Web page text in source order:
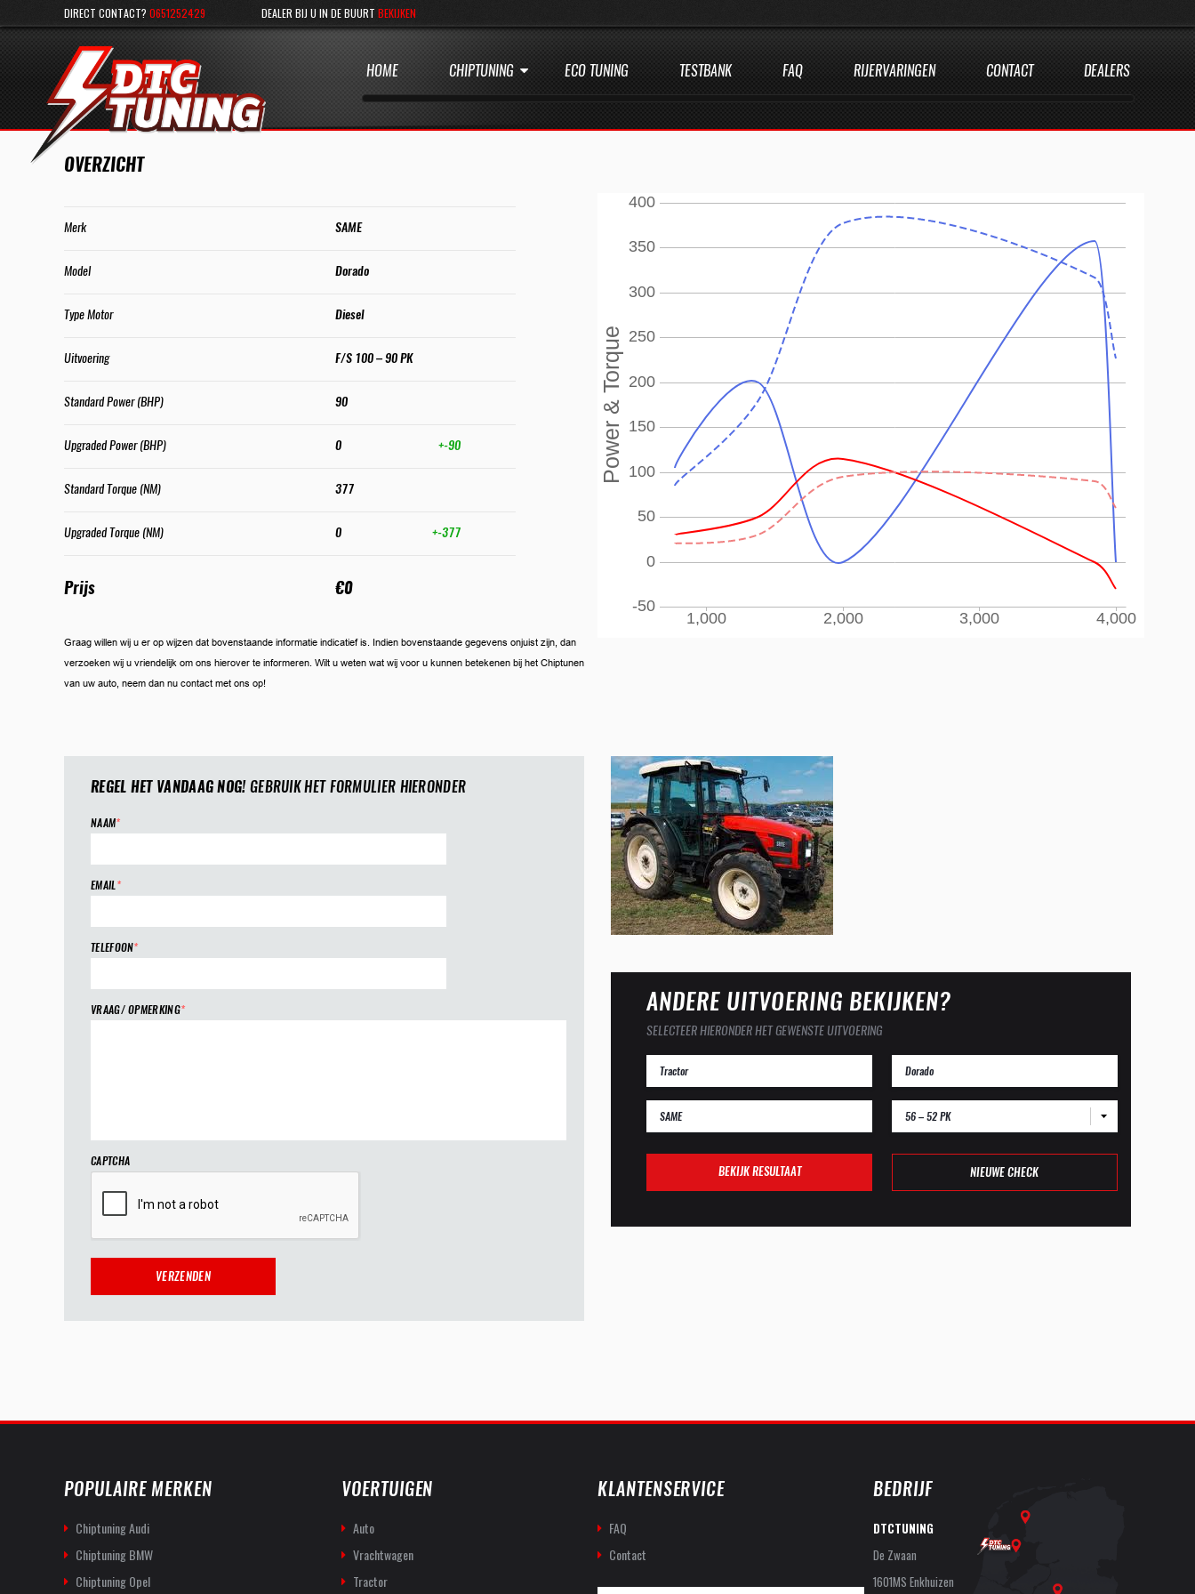
DIRECT CONTACT? 0651252429 DEALER BIJ U IN DE BUURT BEKIJKEN
HOME CHIPTUNING ECO TUNING TESTBANK FAQ RIJERVARINGEN CONTACT DEALERS
OVERZICHT
Merk SAME
Model Dorado
Type Motor Diesel
Uitvoering F/S 100 – 90 PK
Standard Power (BHP) 90
Upgraded Power (BHP) 0 +-90
Standard Torque (NM) 377
Upgraded Torque (NM) 0 +-377
Prijs €0
Graag willen wij u er op wijzen dat bovenstaande informatie indicatief is. Indien bovenstaande gegevens onjuist zijn, dan
verzoeken wij u vriendelijk om ons hierover te informeren. Wilt u weten wat wij voor u kunnen betekenen bij het Chiptunen
van uw auto, neem dan nu contact met ons op!
REGEL HET VANDAAG NOG!GEBRUIK HET FORMULIER HIERONDER
NAAM*
EMAIL*
TELEFOON*
VRAAG/ OPMERKING*
CAPTCHA
ANDERE UITVOERING BEKIJKEN?
SELECTEER HIERONDER HET GEWENSTE UITVOERING
56 – 52 PK
BEKIJK RESULTAAT NIEUWE CHECK
POPULAIRE MERKEN
Chiptuning Audi
Chiptuning BMW
Chiptuning Opel
VOERTUIGEN
Auto
Vrachtwagen
Tractor
KLANTENSERVICE
FAQ
Contact
BEDRIJF
DTCTUNING
De Zwaan
1601MS Enkhuizen